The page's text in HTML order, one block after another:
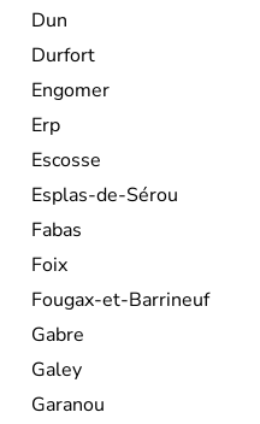
Dun
Durfort
Engomer
Erp
Escosse
Esplas-de-Sérou
Fabas
Foix
Fougax-et-Barrineuf
Gabre
Galey
Garanou